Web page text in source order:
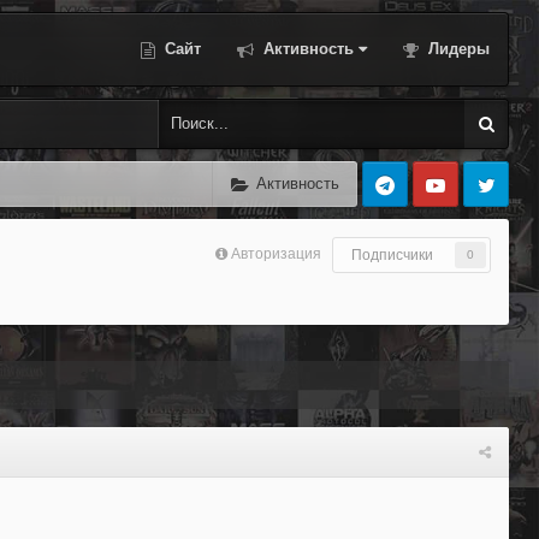
Сайт Активность Лидеры
Активность
Авторизация Подписчики 0